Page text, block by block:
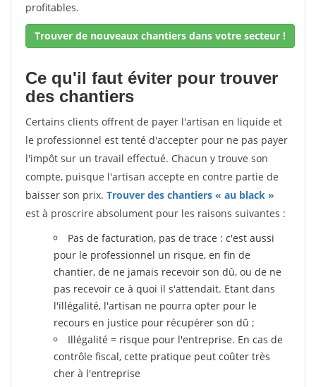
profitables.
Trouver de nouveaux chantiers dans votre secteur !
Ce qu'il faut éviter pour trouver
des chantiers
Certains clients offrent de payer l'artisan en liquide et
le professionnel est tenté d'accepter pour ne pas payer
l'impôt sur un travail effectué. Chacun y trouve son
compte, puisque l'artisan accepte en contre partie de
baisser son prix. Trouver des chantiers « au black »
est à proscrire absolument pour les raisons suivantes :
Pas de facturation, pas de trace : c'est aussi
pour le professionnel un risque, en fin de
chantier, de ne jamais recevoir son dû, ou de ne
pas recevoir ce à quoi il s'attendait. Etant dans
l'illégalité, l'artisan ne pourra opter pour le
recours en justice pour récupérer son dû ;
Illégalité = risque pour l'entreprise. En cas de
contrôle fiscal, cette pratique peut coûter très
cher à l'entreprise